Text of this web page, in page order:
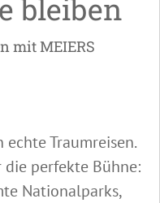
bleiben
mit MEIERS
Traumreisen.
die perfekte Bühne:
Nationalparks,